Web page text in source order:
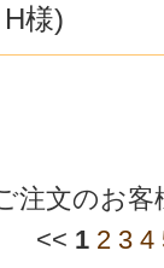
様)
注文のお
<< 1 2 3 4